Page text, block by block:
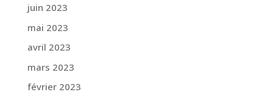
juin 2023
mai 2023
avril 2023
mars 2023
février 2023